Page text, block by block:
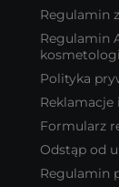
Regulamin
Regulamin
Polityka
Reklamacje
Formularz
Odstąp od
Regulamin